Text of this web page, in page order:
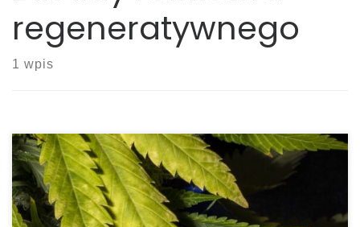
regeneratywnego
1 wpis
Uprawa marihuany przechodzi obecnie głęboką
przemianę. Coraz więcej plantatorów – zarówno ci
prowadzący małe, rzemieślnicze plantacje, jak i